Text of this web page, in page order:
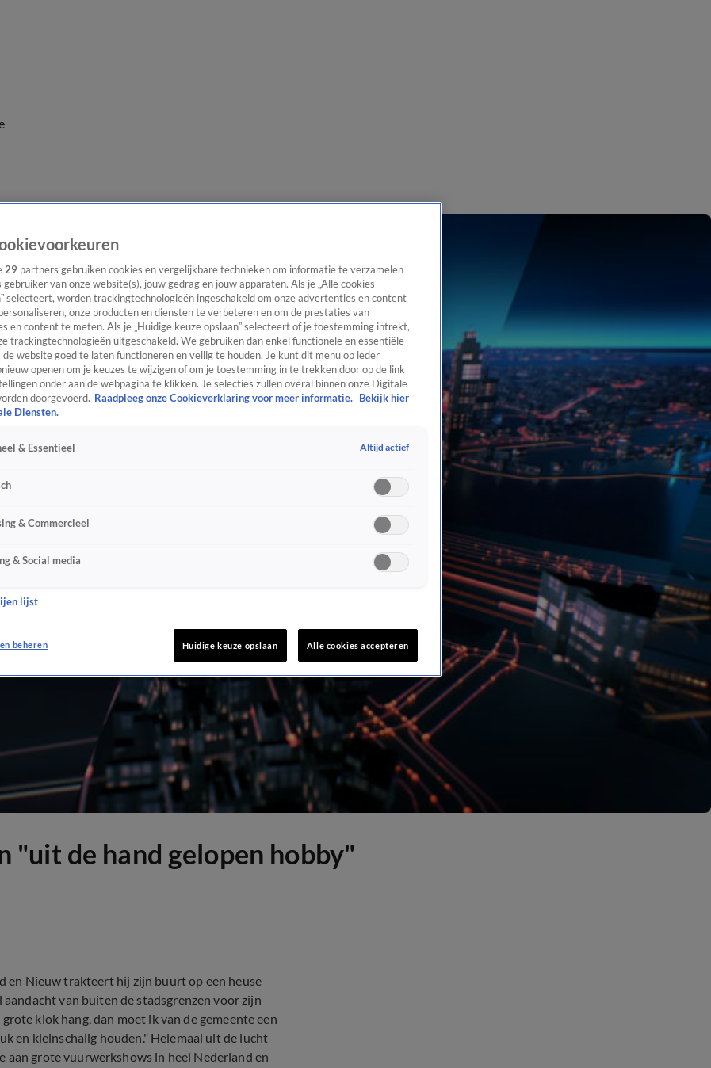
"uit de hand gelopen hobby"
en Nieuw trakteert hij zijn buurt op een heuse
van buiten de stadsgrenzen voor zijn
klok hang, dan moet ik van de gemeente een
en kleinschalig houden." Helemaal uit de lucht
aan grote vuurwerkshows in heel Nederland en
29 partners gebruiken cookies en vergelijkbare technieken om informatie te verzamelen
gebruiker van onze website(s), jouw gedrag en jouw apparaten. Als je „Alle cookies
selecteert, worden trackingtechnologieën ingeschakeld om onze advertenties en content
onze producten en diensten te verbeteren en om de prestaties van
en content te meten. Als je „Huidige keuze opslaan” selecteert of je toestemming intrekt,
trackingtechnologieën uitgeschakeld. We gebruiken dan enkel functionele en essentiële
de website goed te laten functioneren en veilig te houden. Je kunt dit menu op ieder
openen om je keuzes te wijzigen of om je toestemming in te trekken door op de link
onder aan de webpagina te klikken. Je selecties zullen overal binnen onze Digitale
doorgevoerd. Raadpleeg onze Cookieverklaring voor meer informatie. Bekijk hier
Diensten.
& Essentieel Altijd actief
& Commercieel
& Social media
lijst
beheren Huidige keuze opslaan Alle cookies accepteren